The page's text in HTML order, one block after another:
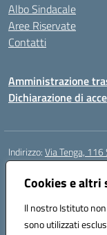
Cookies e
Il nostro Istituto
sono utilizzati
Albo Sindacale
Aree Riservate
Contatti
Amministrazione
Dichiarazione di
Indirizzo:Via Tenga,
Centralino:
Posta elettronica
Codice fiscale:
Codice meccanografico: